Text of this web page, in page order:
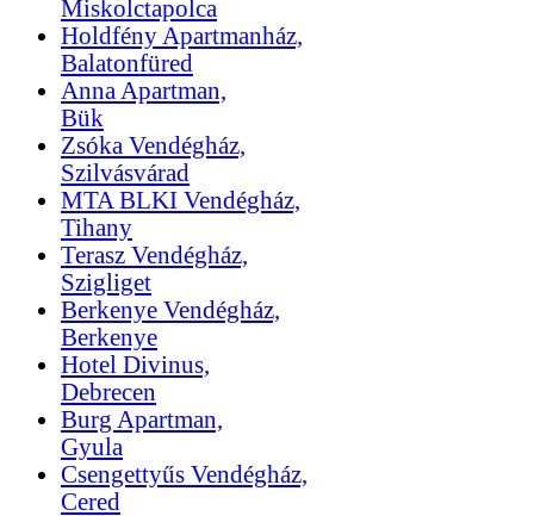
Miskolctapolca
Holdfény Apartmanház,
Balatonfüred
Anna Apartman,
Bük
Zsóka Vendégház,
Szilvásvárad
MTA BLKI Vendégház,
Tihany
Terasz Vendégház,
Szigliget
Berkenye Vendégház,
Berkenye
Hotel Divinus,
Debrecen
Burg Apartman,
Gyula
Csengettyűs Vendégház,
Cered